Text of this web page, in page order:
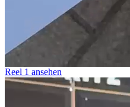
Reel 1 ansehen